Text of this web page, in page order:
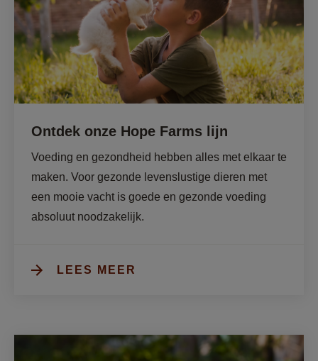
Ontdek onze Hope Farms lijn
Voeding en gezondheid hebben alles met elkaar te
maken. Voor gezonde levenslustige dieren met
een mooie vacht is goede en gezonde voeding
absoluut noodzakelijk.
LEES MEER